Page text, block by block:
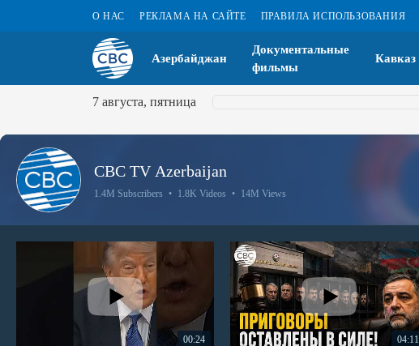
О НАС РЕКЛАМА НА САЙТЕ ПРАВИЛА ИСПОЛЬЗОВАНИЯ
Азербайджан
Документальные
фильмы
Кавказ
7 августа, пятница
CBC TV Azerbaijan
1.4M Subscribers • 1.8K Videos • 14M Views
00:24 04:11